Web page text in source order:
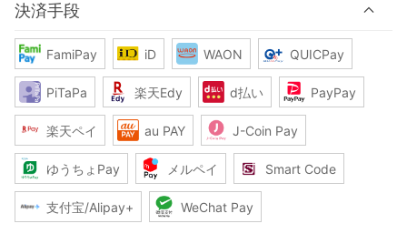
決済手段
FamiPay iD WAON QUICPay
PiTaPa 楽天Edy d払い PayPay
楽天ペイ au PAY J-Coin Pay
ゆうちょPay メルペイ Smart Code
支付宝/Alipay+ WeChat Pay